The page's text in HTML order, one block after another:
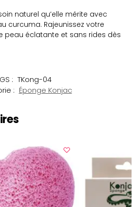
naturel qu’elle mérite avec
curcuma. Rajeunissez votre
peau éclatante et sans rides dès
: TKong-04
: Éponge Konjac